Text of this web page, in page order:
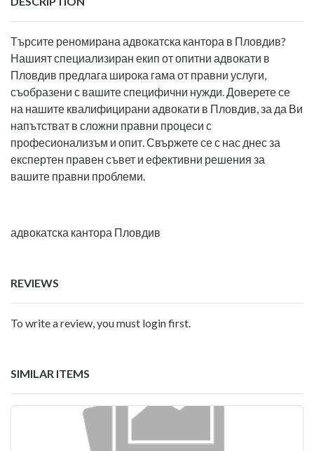
Търсите реномирана адвокатска кантора в Пловдив?
Нашият специализиран екип от опитни адвокати в
Пловдив предлага широка гама от правни услуги,
съобразени с вашите специфични нужди. Доверете се
на нашите квалифицирани адвокати в Пловдив, за да Ви
напътстват в сложни правни процеси с
професионализъм и опит. Свържете се с нас днес за
експертен правен съвет и ефективни решения за
вашите правни проблеми.
адвокатска кантора Пловдив
REVIEWS
To write a review, you must login first.
SIMILAR ITEMS